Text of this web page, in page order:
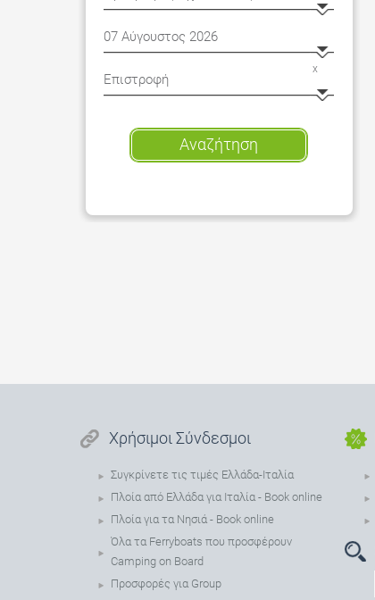
x
Αναζήτηση
Χρήσιμοι Σύνδεσμοι
Συγκρίνετε τις τιμές Ελλάδα-Ιταλία
Πλοία από Ελλάδα για Ιταλία - Book online
Πλοία για τα Νησιά - Book online
Όλα τα Ferryboats που προσφέρουν
Camping on Board
Προσφορές για Group